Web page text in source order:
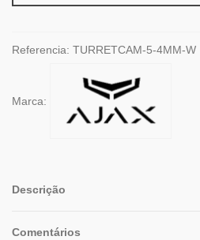
Referencia: TURRETCAM-5-4MM-W
Marca:
Descrição
Comentários